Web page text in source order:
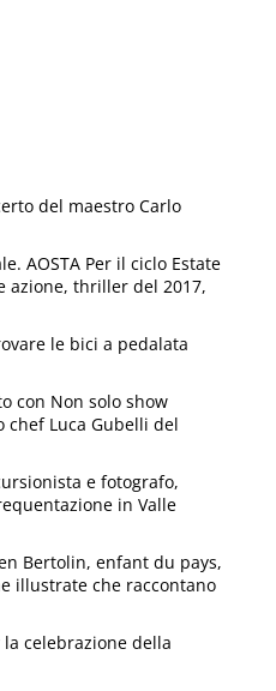
del maestro Carlo
AOSTA Per il ciclo Estate
azione, thriller del 2017,
le bici a pedalata
con Non solo show
chef Luca Gubelli del
e fotografo,
in Valle
Bertolin, enfant du pays,
illustrate che raccontano
celebrazione della